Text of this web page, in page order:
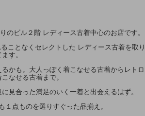
ビル２階 レディース古着中心のお店です。
ことなくセレクトした レディース古着を取り
す。
かも。大人っぽく着こなせる古着からレトロ
なせる古着まで。
見合った満足のいく一着と出会えるはず。
１点ものを選りすぐった品揃え。